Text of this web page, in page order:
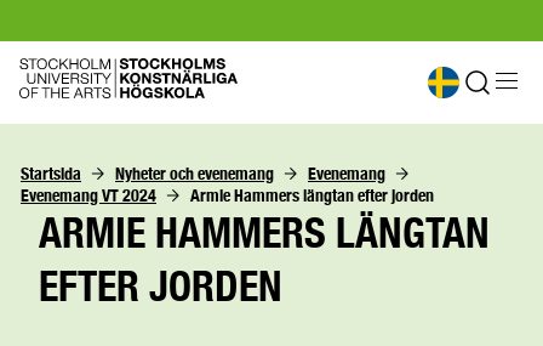
Startsida Nyheter och evenemang
Evenemang
Evenemang VT 2024
Armie Hammers längtan efter jorden
ARMIE HAMMERS LÄNGTAN
EFTER JORDEN